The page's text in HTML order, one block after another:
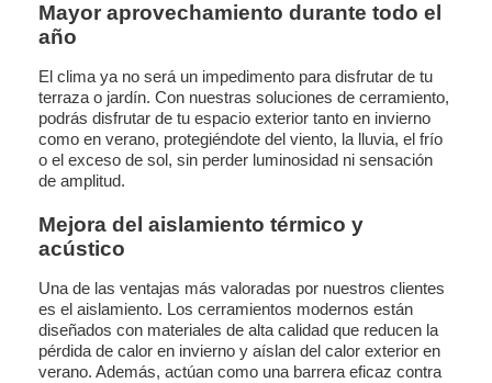
Mayor aprovechamiento durante todo el
año
El clima ya no será un impedimento para disfrutar de tu
terraza o jardín. Con nuestras soluciones de cerramiento,
podrás disfrutar de tu espacio exterior tanto en invierno
como en verano, protegiéndote del viento, la lluvia, el frío
o el exceso de sol, sin perder luminosidad ni sensación
de amplitud.
Mejora del aislamiento térmico y
acústico
Una de las ventajas más valoradas por nuestros clientes
es el aislamiento. Los cerramientos modernos están
diseñados con materiales de alta calidad que reducen la
pérdida de calor en invierno y aíslan del calor exterior en
verano. Además, actúan como una barrera eficaz contra